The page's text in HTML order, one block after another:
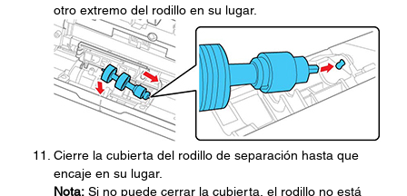
otro extremo del rodillo en su lugar.
Cierre la cubierta del rodillo de separación hasta que
encaje en su lugar.
Nota: Si no puede cerrar la cubierta, el rodillo no está